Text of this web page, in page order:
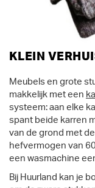
KLEIN
Meubels en grote
makkelijk met een
systeem: aan elke
spant beide karren
van de grond met
hefvermogen van
een wasmachine
Bij Huurland kan je